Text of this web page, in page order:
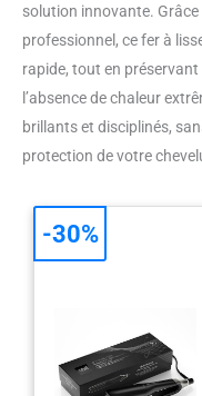
solution innovante.
professionnel, ce fer à
rapide, tout en
l’absence de chaleur
brillants et disciplinés,
protection de votre
-30%